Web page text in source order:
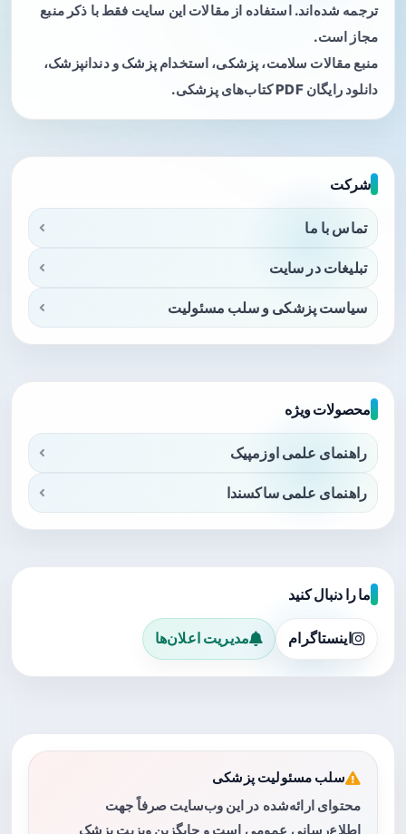
ترجمه شده‌اند. استفاده از مقالات این سایت فقط با ذکر منبع
مجاز است.
منبع مقالات سلامت، پزشکی، استخدام پزشک و دندانپزشک،
دانلود رایگان PDF کتاب‌های پزشکی.
شرکت
تماس با ما
تبلیغات در سایت
سیاست پزشکی و سلب مسئولیت
محصولات ویژه
راهنمای علمی اوزمپیک
راهنمای علمی ساکسندا
ما را دنبال کنید
اینستاگرام مدیریت اعلان‌ها
سلب مسئولیت پزشکی
محتوای ارائه‌شده در این وب‌سایت صرفاً جهت
اطلاع‌رسانی عمومی است و جایگزین ویزیت پزشک